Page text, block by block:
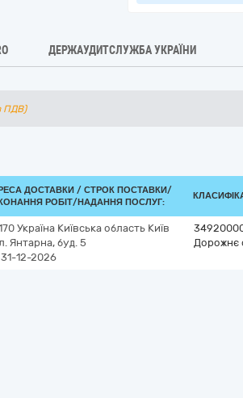
ДЕРЖАУДИТСЛУЖБА УКРАЇНИ
ПДВ)
ДОСТАВКИ / СТРОК ПОСТАВКИ/
РОБІТ/НАДАННЯ ПОСЛУГ:
Україна Київська область Київ
Янтарна, буд. 5
12-2026
Дорожнє